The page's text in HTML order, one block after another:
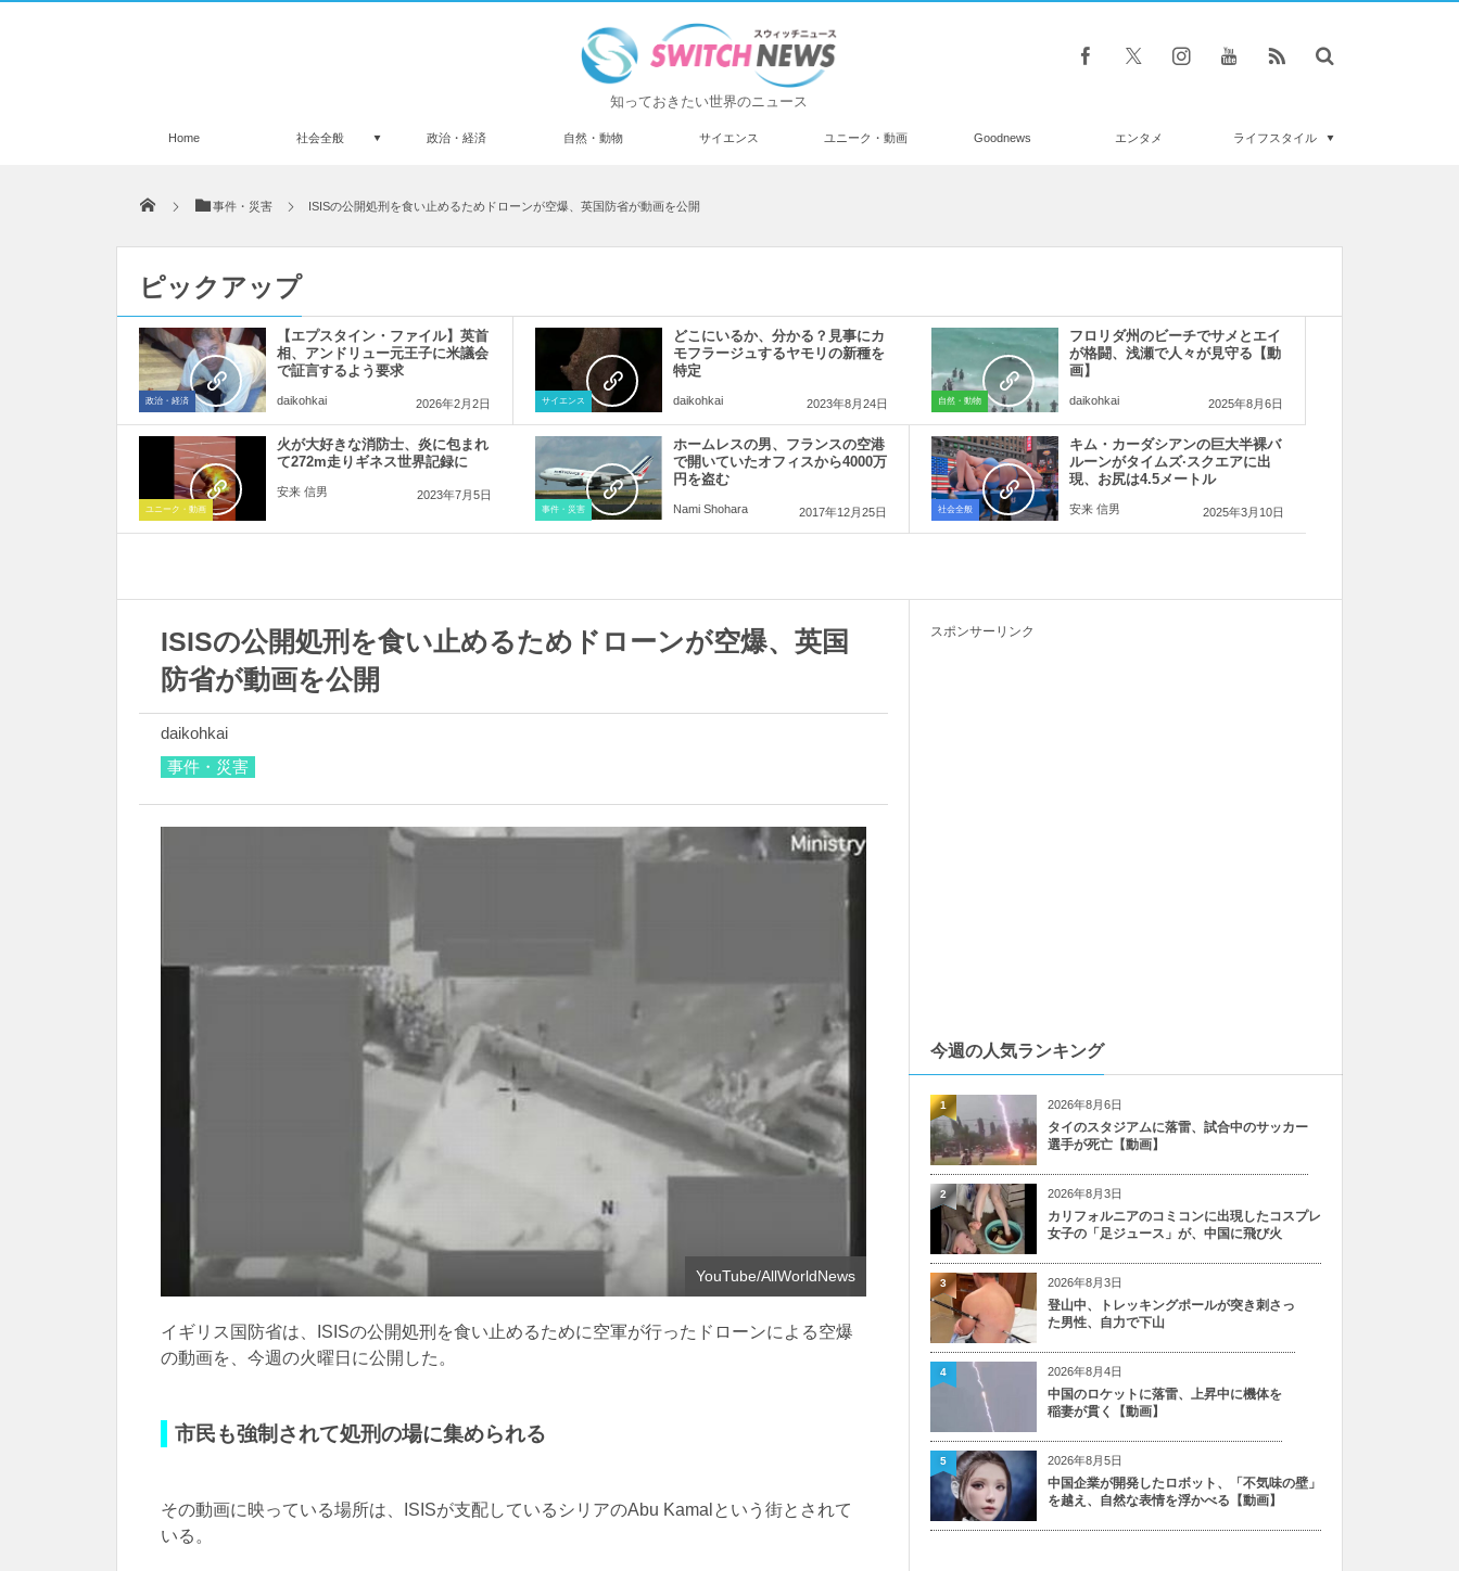
知っておきたい世界のニュース
Home 社会全般 政治・経済 自然・動物 サイエンス ユニーク・動画 Goodnews エンタメ ライフスタイル
事件・災害 ISISの公開処刑を食い止めるためドローンが空爆、英国防省が動画を公開
ピックアップ
政治・経済
【エプスタイン・ファイル】英首
相、アンドリュー元王子に米議会
で証言するよう要求
daikohkai 2026年2月2日 サイエンス
どこにいるか、分かる？見事にカ
モフラージュするヤモリの新種を
特定
daikohkai 2023年8月24日 自然・動物
フロリダ州のビーチでサメとエイ
が格闘、浅瀬で人々が見守る【動
画】
daikohkai 2025年8月6日
ユニーク・動画
火が大好きな消防士、炎に包まれ
て272m走りギネス世界記録に
安来 信男 2023年7月5日
事件・災害
ホームレスの男、フランスの空港
で開いていたオフィスから4000万
円を盗む
Nami Shohara 2017年12月25日 社会全般
キム・カーダシアンの巨大半裸バ
ルーンがタイムズ·スクエアに出
現、お尻は4.5メートル
安来 信男 2025年3月10日
ISISの公開処刑を食い止めるためドローンが空爆、英国
防省が動画を公開
daikohkai
事件・災害
YouTube/AllWorldNews
イギリス国防省は、ISISの公開処刑を食い止めるために空軍が行ったドローンによる空爆
の動画を、今週の火曜日に公開した。
市民も強制されて処刑の場に集められる
その動画に映っている場所は、ISISが支配しているシリアのAbu Kamalという街とされて
いる。
スポンサーリンク
今週の人気ランキング
2026年8月6日
タイのスタジアムに落雷、試合中のサッカー
選手が死亡【動画】
1
2026年8月3日
カリフォルニアのコミコンに出現したコスプレ
女子の「足ジュース」が、中国に飛び火
2
2026年8月3日
登山中、トレッキングポールが突き刺さっ
た男性、自力で下山
3
2026年8月4日
中国のロケットに落雷、上昇中に機体を
稲妻が貫く【動画】
4
2026年8月5日
中国企業が開発したロボット、「不気味の壁」
を越え、自然な表情を浮かべる【動画】
5